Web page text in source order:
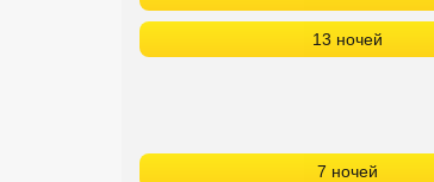
13 ночей
7 ночей